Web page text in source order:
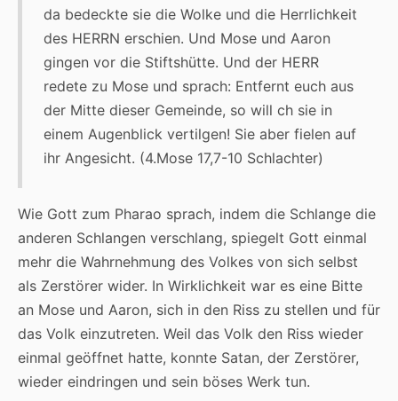
da bedeckte sie die Wolke und die Herrlichkeit
des HERRN erschien. Und Mose und Aaron
gingen vor die Stiftshütte. Und der HERR
redete zu Mose und sprach: Entfernt euch aus
der Mitte dieser Gemeinde, so will ch sie in
einem Augenblick vertilgen! Sie aber fielen auf
ihr Angesicht. (4.Mose 17,7-10 Schlachter)
Wie Gott zum Pharao sprach, indem die Schlange die
anderen Schlangen verschlang, spiegelt Gott einmal
mehr die Wahrnehmung des Volkes von sich selbst
als Zerstörer wider. In Wirklichkeit war es eine Bitte
an Mose und Aaron, sich in den Riss zu stellen und für
das Volk einzutreten. Weil das Volk den Riss wieder
einmal geöffnet hatte, konnte Satan, der Zerstörer,
wieder eindringen und sein böses Werk tun.